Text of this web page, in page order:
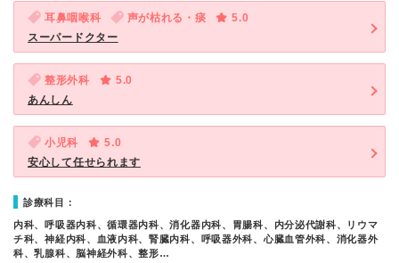
耳鼻咽喉科 声が枯れる・痰
5.0
スーパードクター
整形外科
5.0
あんしん
小児科
5.0
安心して任せられます
診療科目：
内科、呼吸器内科、循環器内科、消化器内科、胃腸科、内分泌代謝科、リウマ
チ科、神経内科、血液内科、腎臓内科、呼吸器外科、心臓血管外科、消化器外
科、乳腺科、脳神経外科、整形…